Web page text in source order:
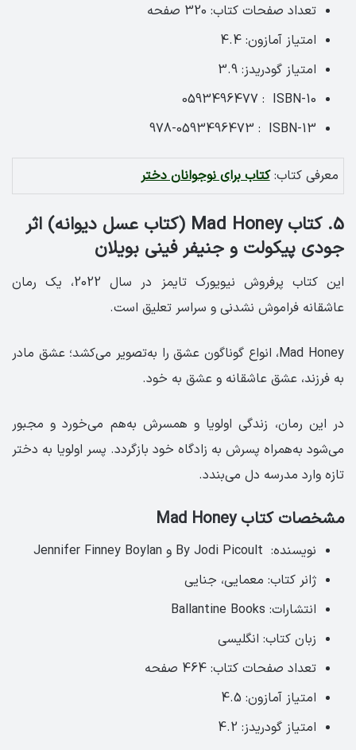
تعداد صفحات کتاب: 320 صفحه ‏
امتیاز آمازون: 4.4 ‏
امتیاز گودریدز: 3.9
ISBN-10 ‏ : ‎ 0593496477
ISBN-13 ‏ : ‎ 978-0593496473
معرفی کتاب:کتاب برای نوجوانان دختر
5. کتاب Mad Honey (کتاب عسل دیوانه) اثر
جودی پیکولت و جنیفر فینی بویلان
این کتاب پرفروش نیویورک تایمز در سال 2022، یک رمان
عاشقانه فراموش نشدنی و سراسر تعلیق است.
Mad Honey، انواع گوناگون عشق را به‌تصویر می‌کشد؛ عشق مادر
به فرزند، عشق عاشقانه و عشق به خود.
در این رمان، زندگی اولویا و همسرش به‌هم می‌خورد و مجبور
می‌شود به‌همراه پسرش به زادگاه خود بازگردد. پسر اولویا به دختر
تازه وارد مدرسه دل می‌بندد.
مشخصات کتاب Mad Honey
نویسنده: By Jodi Picoult و Jennifer Finney Boylan
ژانر کتاب: معمایی، جنایی
انتشارات: Ballantine Books
زبان کتاب: انگلیسی‏
تعداد صفحات کتاب: 464 صفحه ‏
امتیاز آمازون: 4.5 ‏
امتیاز گودریدز: 4.2